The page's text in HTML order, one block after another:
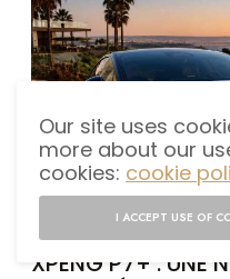
XPENG P7+ : UNE
Our site uses
more about our
cookies: cookie
I ACCEPT USE OF